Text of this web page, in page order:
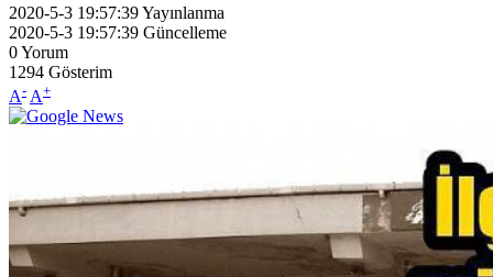
2020-5-3 19:57:39Yayınlanma
2020-5-3 19:57:39 Güncelleme
0Yorum
1294 Gösterim
A- A+